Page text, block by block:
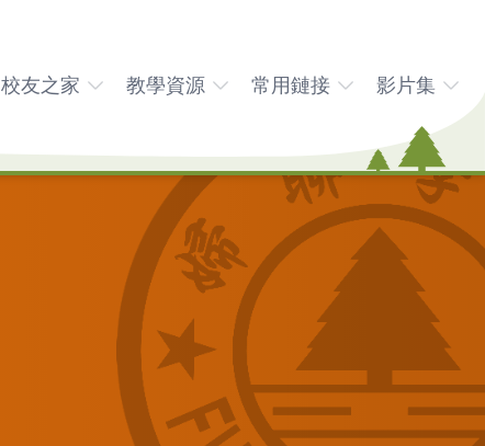
校友之家 教學資源 常用鏈接 影片集